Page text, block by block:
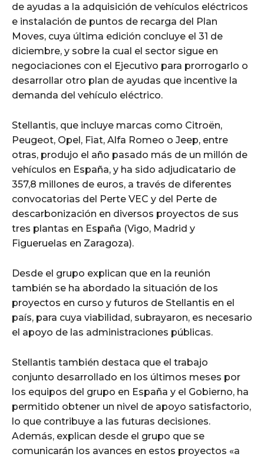
de ayudas a la adquisición de vehículos eléctricos
e instalación de puntos de recarga del Plan
Moves, cuya última edición concluye el 31 de
diciembre, y sobre la cual el sector sigue en
negociaciones con el Ejecutivo para prorrogarlo o
desarrollar otro plan de ayudas que incentive la
demanda del vehículo eléctrico.
Stellantis, que incluye marcas como Citroën,
Peugeot, Opel, Fiat, Alfa Romeo o Jeep, entre
otras, produjo el año pasado más de un millón de
vehículos en España, y ha sido adjudicatario de
357,8 millones de euros, a través de diferentes
convocatorias del Perte VEC y del Perte de
descarbonización en diversos proyectos de sus
tres plantas en España (Vigo, Madrid y
Figueruelas en Zaragoza).
Desde el grupo explican que en la reunión
también se ha abordado la situación de los
proyectos en curso y futuros de Stellantis en el
país, para cuya viabilidad, subrayaron, es necesario
el apoyo de las administraciones públicas.
Stellantis también destaca que el trabajo
conjunto desarrollado en los últimos meses por
los equipos del grupo en España y el Gobierno, ha
permitido obtener un nivel de apoyo satisfactorio,
lo que contribuye a las futuras decisiones.
Además, explican desde el grupo que se
comunicarán los avances en estos proyectos «a